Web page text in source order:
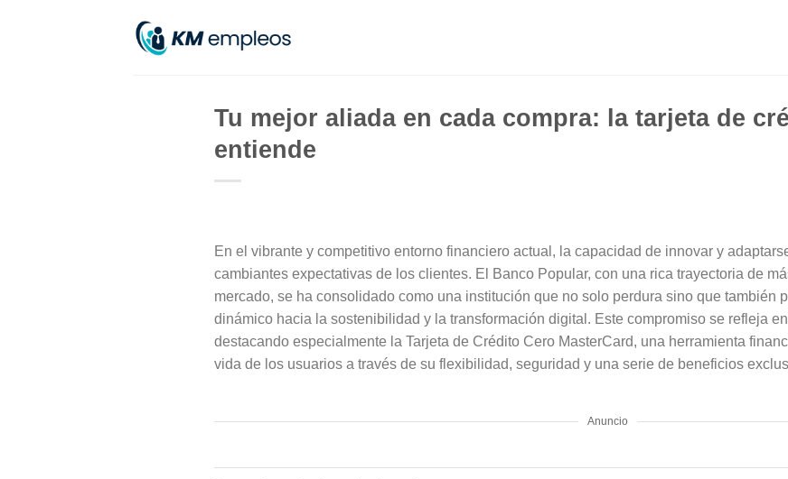
Tu mejor aliada en cada compra: la tarjeta de
entiende
En el vibrante y competitivo entorno financiero actual, la capacidad de innovar y
cambiantes expectativas de los clientes. El Banco Popular, con una rica trayectoria de
mercado, se ha consolidado como una institución que no solo perdura sino que también
dinámico hacia la sostenibilidad y la transformación digital. Este compromiso se refleja
destacando especialmente la Tarjeta de Crédito Cero MasterCard, una herramienta
vida de los usuarios a través de su flexibilidad, seguridad y una serie de beneficios
Anuncio